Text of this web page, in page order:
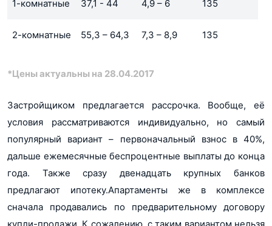
1-комнатные 37,1 - 44 4,9 – 6 135
2-комнатные 55,3 – 64,3 7,3 – 8,9 135
*Цены актуальны на 28.04.2017
Застройщиком предлагается рассрочка. Вообще, её
условия рассматриваются индивидуально, но самый
популярный вариант – первоначальный взнос в 40%,
дальше ежемесячные беспроцентные выплаты до конца
года. Также сразу двенадцать крупных банков
предлагают ипотеку.Апартаменты же в комплексе
сначала продавались по предварительному договору